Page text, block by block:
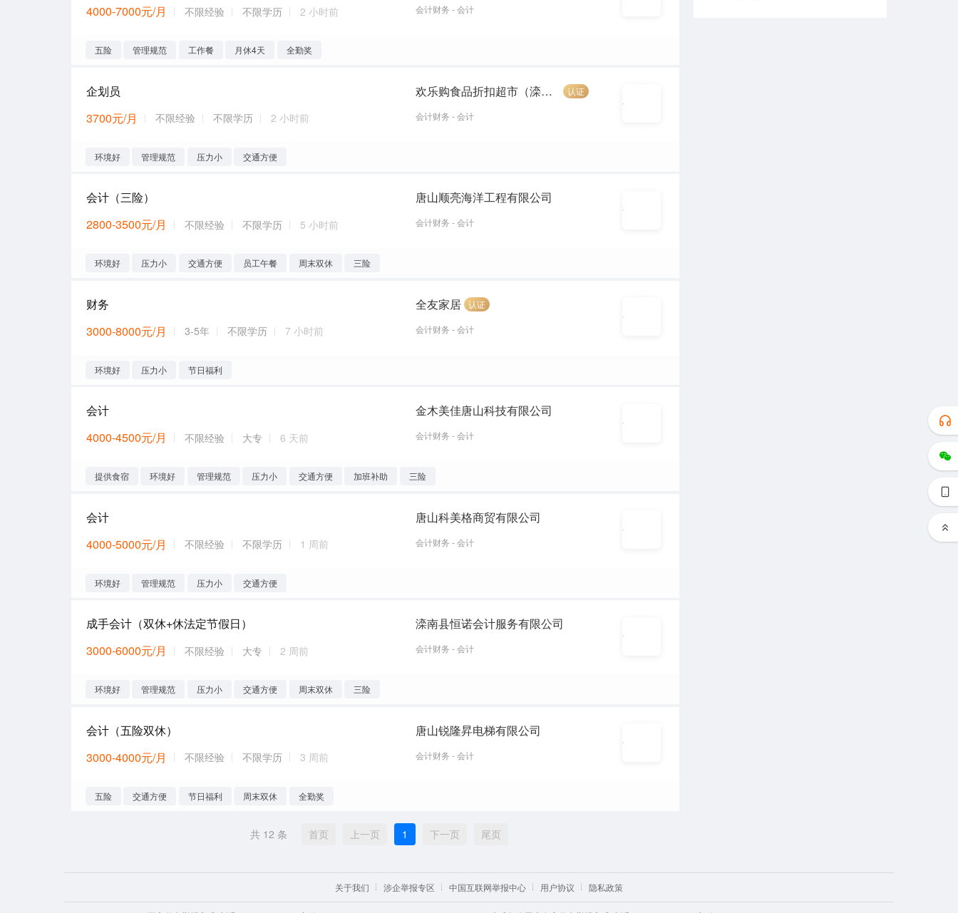
4000-7000元/月
不限经验 不限学历 2 小时前 会计财务 - 会计
五险 管理规范 工作餐 月休4天 全勤奖
企划员
3700元/月
不限经验 不限学历 2 小时前
欢乐购食品折扣超市（滦南县马雪商店） 认证
会计财务 - 会计
环境好 管理规范 压力小 交通方便
会计（三险）
2800-3500元/月
不限经验 不限学历 5 小时前
唐山顺亮海洋工程有限公司
会计财务 - 会计
环境好 压力小 交通方便 员工午餐 周末双休 三险
财务
3000-8000元/月
3-5年 不限学历 7 小时前
全友家居 认证
会计财务 - 会计
环境好 压力小 节日福利
会计
4000-4500元/月
不限经验 大专 6 天前
金木美佳唐山科技有限公司
会计财务 - 会计
提供食宿 环境好 管理规范 压力小 交通方便 加班补助 三险
会计
4000-5000元/月
不限经验 不限学历 1 周前
唐山科美格商贸有限公司
会计财务 - 会计
环境好 管理规范 压力小 交通方便
成手会计（双休+休法定节假日）
3000-6000元/月
不限经验 大专 2 周前
滦南县恒诺会计服务有限公司
会计财务 - 会计
环境好 管理规范 压力小 交通方便 周末双休 三险
会计（五险双休）
3000-4000元/月
不限经验 不限学历 3 周前
唐山锐隆昇电梯有限公司
会计财务 - 会计
五险 交通方便 节日福利 周末双休 全勤奖
共 12 条 首页 上一页 1 下一页 尾页
关于我们 涉企举报专区 中国互联网举报中心 用户协议 隐私政策